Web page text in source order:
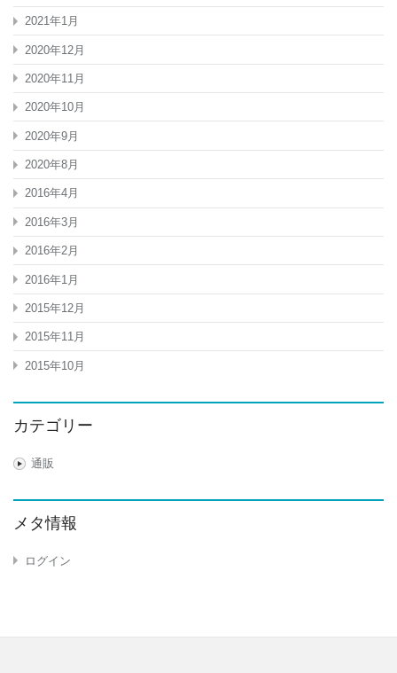
2021年1月
2020年12月
2020年11月
2020年10月
2020年9月
2020年8月
2016年4月
2016年3月
2016年2月
2016年1月
2015年12月
2015年11月
2015年10月
カテゴリー
通販
メタ情報
ログイン